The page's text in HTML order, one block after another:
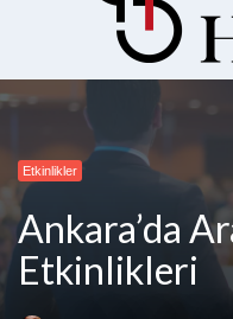
Startup Hukuku
Startuplar için Hukuk,
Etkinlikler
Ankara’da
Etkinlikleri